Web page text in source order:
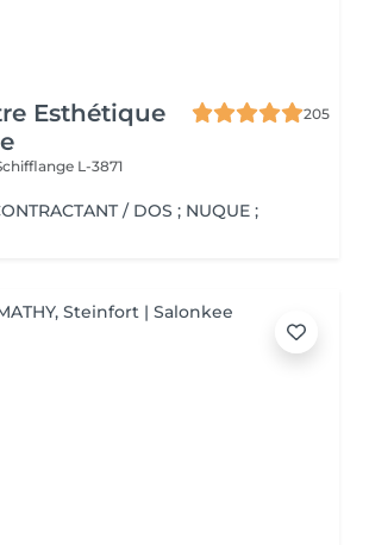
Esthétique
205
L-3871
/ DOS ; NUQUE ;